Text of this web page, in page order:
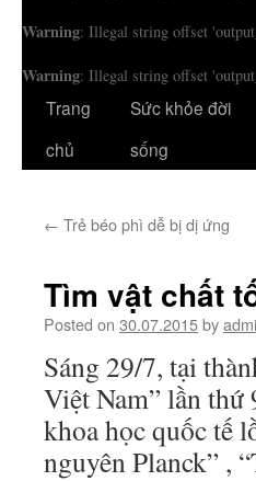
Warning: Illegal string offset
Warning: Illegal string offset
Trang
chủ
Sức khỏe đời
sống
← Trẻ béo phì dễ bị dị ứng
Tìm vật chất
Posted on 30.07.2015by
Sáng 29/7, tại
Việt Nam” lần thứ
khoa học quốc tế
nguyên Planck” ,